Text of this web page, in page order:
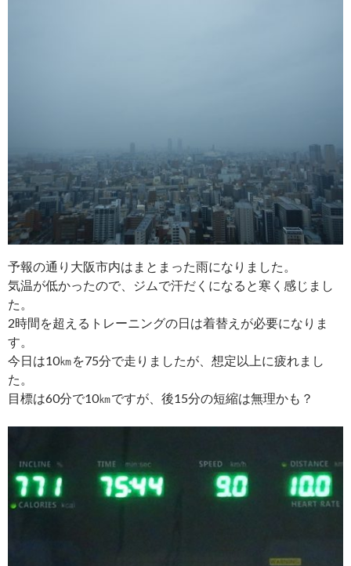
予報の通り大阪市内はまとまった雨になりました。
気温が低かったので、ジムで汗だくになると寒く感じまし
た。
2時間を超えるトレーニングの日は着替えが必要になりま
す。
今日は10㎞を75分で走りましたが、想定以上に疲れまし
た。
目標は60分で10㎞ですが、後15分の短縮は無理かも？